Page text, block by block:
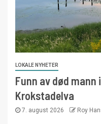
LOKALE NYHETER
Funn av død mann
Krokstadelva
7. august 2026 Roy